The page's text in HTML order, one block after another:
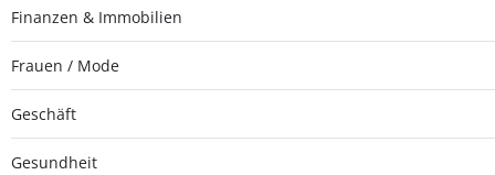
Finanzen & Immobilien
Frauen / Mode
Geschäft
Gesundheit